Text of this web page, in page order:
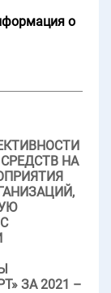
о
НА
ЗА 2021 –